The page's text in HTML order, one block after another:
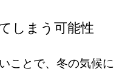
しまう可能性
ことで、冬の気候に